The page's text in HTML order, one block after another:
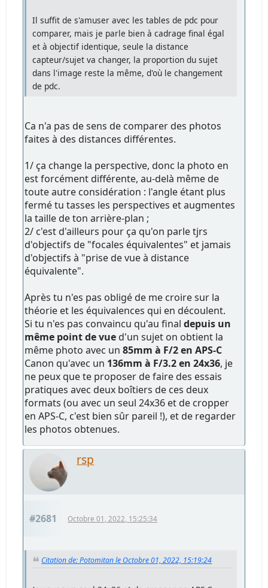
Il suffit de s'amuser avec les tables de pdc pour
comparer, mais je parle bien à cadrage final égal
et à objectif identique, seule la distance
capteur/sujet va changer, la proportion du sujet
dans l'image reste la même, d'où le changement
de pdc.
Ca n'a pas de sens de comparer des photos
faites à des distances différentes.
1/ ça change la perspective, donc la photo en
est forcément différente, au-delà même de
toute autre considération : l'angle étant plus
fermé tu tasses les perspectives et augmentes
la taille de ton arrière-plan ;
2/ c'est d'ailleurs pour ça qu'on parle tjrs
d'objectifs de "focales équivalentes" et jamais
d'objectifs à "prise de vue à distance
équivalente".
Après tu n'es pas obligé de me croire sur la
théorie et les équivalences qui en découlent.
Si tu n'es pas convaincu qu'au finaldepuis un
même point de vue d'un sujet on obtient la
même photo avec un85mm à F/2 en APS-C
Canon qu'avec un 136mm à F/3.2 en 24x36, je
ne peux que te proposer de faire des essais
pratiques avec deux boîtiers de ces deux
formats (ou avec un seul 24x36 et de cropper
en APS-C, c'est bien sûr pareil !), et de regarder
les photos obtenues.
rsp
#2681 Octobre 01, 2022, 15:25:34
Citation de: Potomitan le Octobre 01, 2022, 15:19:24